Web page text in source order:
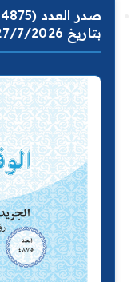
بتاريخ 27/7/2026